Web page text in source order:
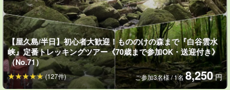
ベテランガイドがサポート
経験豊富なベテランガイドが同行し、トレッキング初心者の方か
らベテランの方まで幅広くサポート♪
【屋久島/半日】初心者大歓迎！もののけの森まで『白谷雲水
峡』定番トレッキングツアー《70歳まで参加OK・送迎付き》
（No.71）
ご参加3名様 / 1名8,250 円
(127件)